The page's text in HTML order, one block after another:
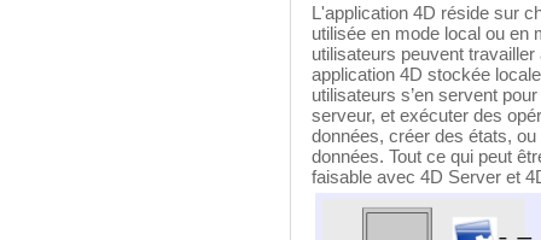
L'application 4D réside sur
utilisée en mode local ou en
utilisateurs peuvent
application 4D stockée
utilisateurs s’en servent
serveur, et exécuter des
données, créer des états,
données. Tout ce qui peut
faisable avec 4D Server et